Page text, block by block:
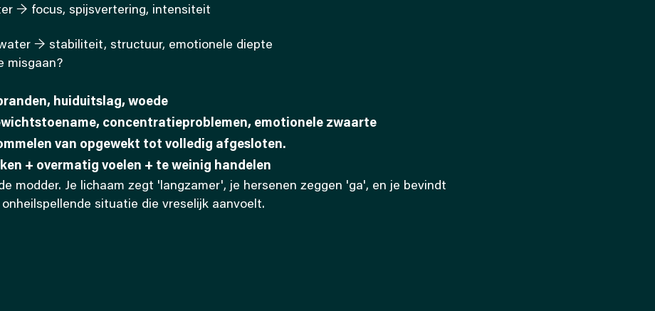
→ focus, spijsvertering, intensiteit
→ stabiliteit, structuur, emotionele diepte
misgaan?
huiduitslag, woede
concentratieproblemen, emotionele zwaarte
van opgewekt tot volledig afgesloten.
+ overmatig voelen + te weinig handelen
modder. Je lichaam zegt 'langzamer', je hersenen zeggen 'ga', en je bevindt
situatie die vreselijk aanvoelt.